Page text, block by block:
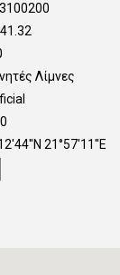
Λίμνες
21°57'11''E